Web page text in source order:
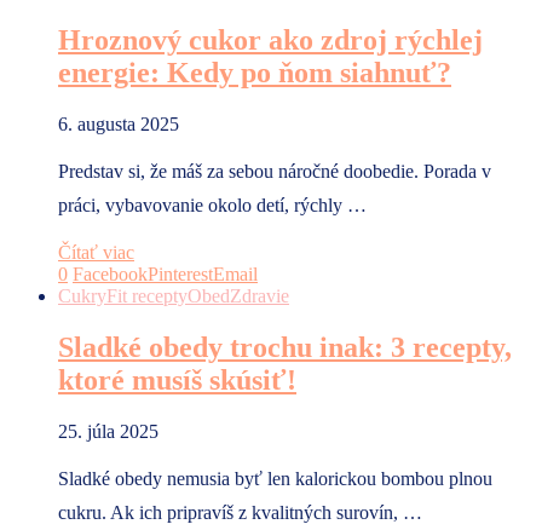
Hroznový cukor ako zdroj rýchlej
energie: Kedy po ňom siahnuť?
6. augusta 2025
Predstav si, že máš za sebou náročné doobedie. Porada v
práci, vybavovanie okolo detí, rýchly …
Čítať viac
0 FacebookPinterestEmail
CukryFit receptyObedZdravie
Sladké obedy trochu inak: 3 recepty,
ktoré musíš skúsiť!
25. júla 2025
Sladké obedy nemusia byť len kalorickou bombou plnou
cukru. Ak ich pripravíš z kvalitných surovín, …